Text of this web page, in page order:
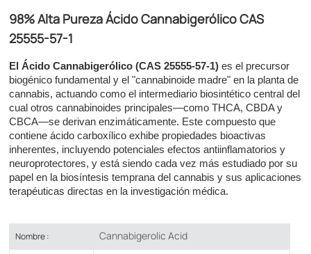
98% Alta Pureza Ácido Cannabigerólico CAS
25555-57-1​​
El Ácido Cannabigerólico (CAS 25555-57-1)​​ es el precursor
biogénico fundamental y el "cannabinoide madre" en la planta de
cannabis, actuando como el intermediario biosintético central del
cual otros cannabinoides principales—como THCA, CBDA y
CBCA—se derivan enzimáticamente. Este compuesto que
contiene ácido carboxílico exhibe propiedades bioactivas
inherentes, incluyendo potenciales efectos antiinflamatorios y
neuroprotectores, y está siendo cada vez más estudiado por su
papel en la biosíntesis temprana del cannabis y sus aplicaciones
terapéuticas directas en la investigación médica.
Nombre : ​​​​​Cannabigerolic Acid